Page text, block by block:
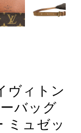
ヴィトン
バッグ
ミュゼッ